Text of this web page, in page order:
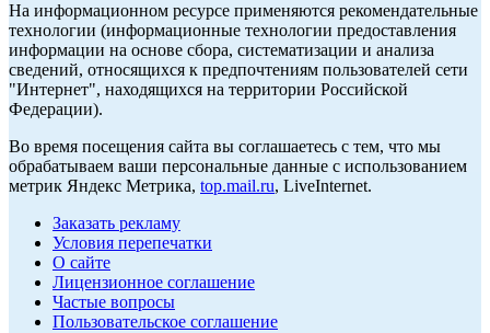
На информационном ресурсе применяются рекомендательные
технологии (информационные технологии предоставления
информации на основе сбора, систематизации и анализа
сведений, относящихся к предпочтениям пользователей сети
"Интернет", находящихся на территории Российской
Федерации).
Во время посещения сайта вы соглашаетесь с тем, что мы
обрабатываем ваши персональные данные с использованием
метрик Яндекс Метрика, top.mail.ru, LiveInternet.
Заказать рекламу
Условия перепечатки
О сайте
Лицензионное соглашение
Частые вопросы
Пользовательское соглашение